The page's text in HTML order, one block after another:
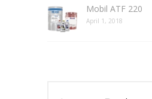
Mobil ATF 220
April 1, 2018